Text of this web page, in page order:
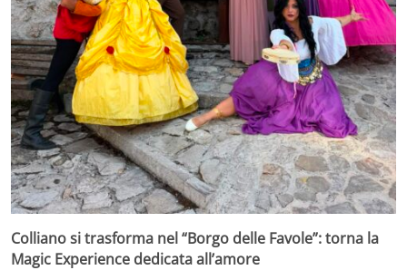
Colliano si trasforma nel “Borgo delle Favole”: torna la
Magic Experience dedicata all’amore